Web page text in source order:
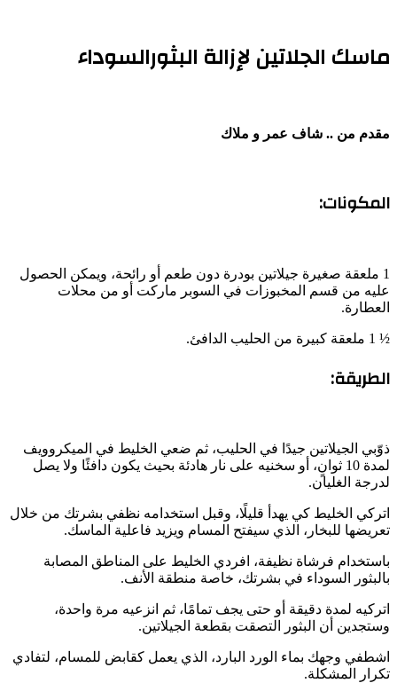
ماسك الجلاتين لإزالة البثورالسوداء
مقدم من .. شاف عمر و ملاك
المكونات:
1 ملعقة صغيرة جيلاتين بودرة دون طعم أو رائحة، ويمكن الحصول
عليه من قسم المخبوزات في السوبر ماركت أو من محلات
العطارة.
½ 1 ملعقة كبيرة من الحليب الدافئ.
الطريقة:
ذوّبي الجيلاتين جيدًا في الحليب، ثم ضعي الخليط في الميكروويف
لمدة 10 ثوانٍ، أو سخنيه على نار هادئة بحيث يكون دافئًا ولا يصل
لدرجة الغليان.
اتركي الخليط كي يهدأ قليلًا، وقبل استخدامه نظفي بشرتك من خلال
تعريضها للبخار، الذي سيفتح المسام ويزيد فاعلية الماسك.
باستخدام فرشاة نظيفة، افردي الخليط على المناطق المصابة
بالبثور السوداء في بشرتك، خاصة منطقة الأنف.
اتركيه لمدة دقيقة أو حتى يجف تمامًا، ثم انزعيه مرة واحدة،
وستجدين أن البثور التصقت بقطعة الجيلاتين.
اشطفي وجهك بماء الورد البارد، الذي يعمل كقابض للمسام، لتفادي
تكرار المشكلة.